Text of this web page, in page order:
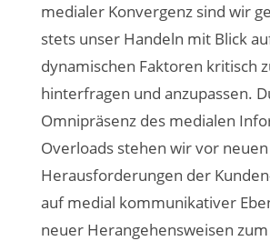
medialer Konvergenz sind wir
stets unser Handeln mit Blick
dynamischen Faktoren kritisch
hinterfragen und anzupassen.
Omnipräsenz des medialen
Overloads stehen wir vor neuen
Herausforderungen der
auf medial kommunikativer
neuer Herangehensweisen